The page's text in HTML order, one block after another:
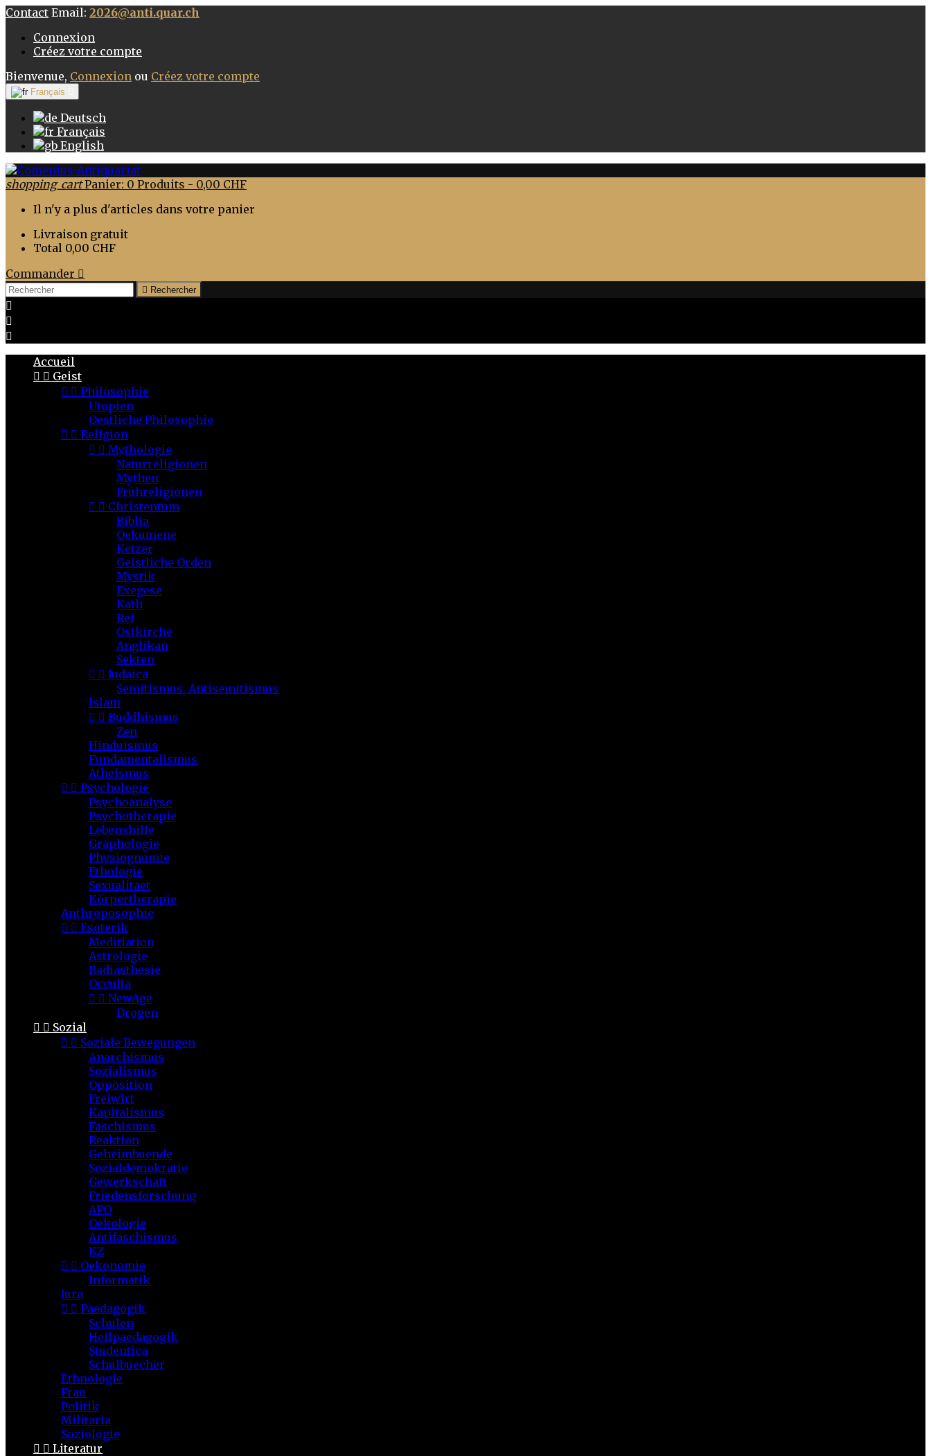
Contact Email: 2026@anti.quar.ch
Connexion
Créez votre compte
Bienvenue, Connexion ou Créez votre compte
Français
Deutsch
Français
English
shopping_cart Panier: 0 Produits - 0,00 CHF
Il n'y a plus d'articles dans votre panier
Livraison gratuit
Total 0,00 CHF
Commander 
 Rechercher



Accueil
  Geist
  Philosophie
Utopien
Oestliche Philosophie
  Religion
  Mythologie
Naturreligionen
Mythen
Frühreligionen
  Christentum
Biblia
Oekumene
Ketzer
Geistliche Orden
Mystik
Exegese
Kath
Ref
Ostkirche
Anglikan
Sekten
  Judaica
Semitismus, Antisemitismus
Islam
  Buddhismus
Zen
Hinduismus
Fundamentalismus
Atheismus
  Psychologie
Psychoanalyse
Psychotherapie
Lebenshilfe
Graphologie
Physiognomie
Ethologie
Sexualitaet
Körpertherapie
Anthroposophie
  Esoterik
Meditiation
Astrologie
Radiästhesie
Occulta
  NewAge
Drogen
  Sozial
  Soziale Bewegungen
Anarchismus
Sozialismus
Opposition
Freiwirt
Kapitalismus
Faschismus
Reaktion
Geheimbuende
Sozialdemokratie
Gewerkschaft
Friedensforschung
APO
Oekologie
Antifaschismus
KZ
  Oekonomie
Informatik
Jura
  Paedagogik
Schulen
Heilpaedagogik
Studentica
Schulbuecher
Ethnologie
Frau
Politik
Militaria
Soziologie
  Literatur